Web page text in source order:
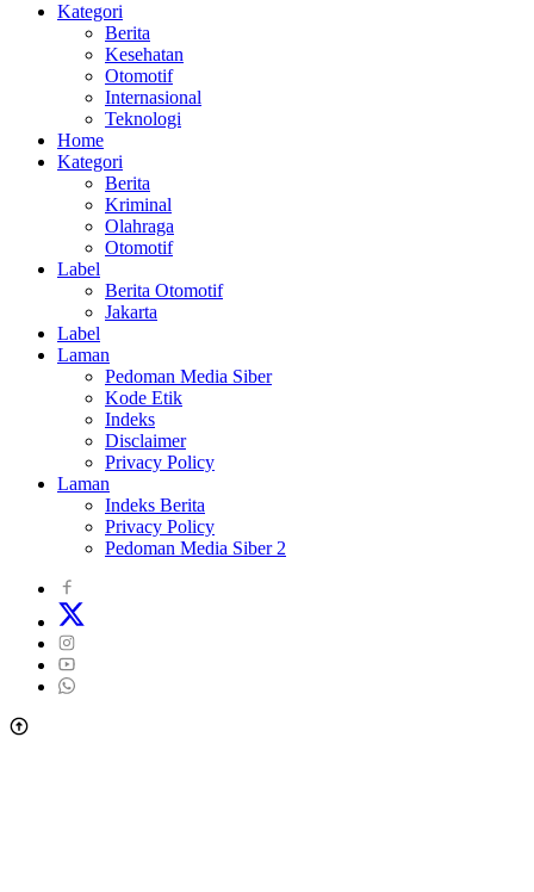
Kategori
Berita
Kesehatan
Otomotif
Internasional
Teknologi
Home
Kategori
Berita
Kriminal
Olahraga
Otomotif
Label
Berita Otomotif
Jakarta
Label
Laman
Pedoman Media Siber
Kode Etik
Indeks
Disclaimer
Privacy Policy
Laman
Indeks Berita
Privacy Policy
Pedoman Media Siber 2